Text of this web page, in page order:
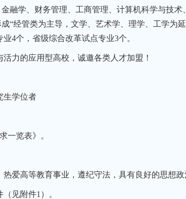
融学、财务管理、工商管理、计算机科学与技
“经管类为主导，文学、艺术学、理学、工学为
4个，省级综合改革试点专业3个。
力的应用型高校，诚邀各类人才加盟！
生学位者
一览表》。
爱高等教育事业，遵纪守法，具有良好的思想政
见附件1）。